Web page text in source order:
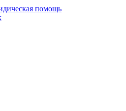
помощь